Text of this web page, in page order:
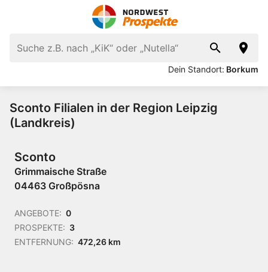
Dein Standort: Borkum
Sconto Filialen in der Region Leipzig
(Landkreis)
Sconto
Grimmaische Straße
04463 Großpösna
ANGEBOTE: 0
PROSPEKTE: 3
ENTFERNUNG: 472,26 km